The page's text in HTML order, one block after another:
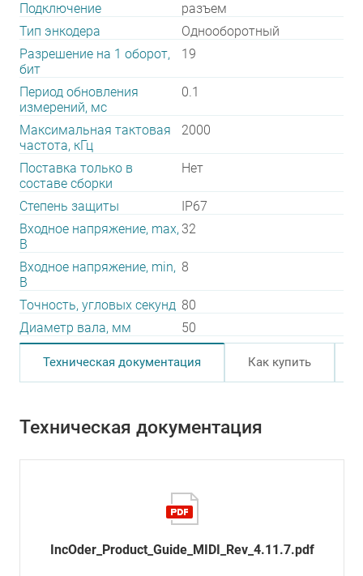
Подключение
разъем
Тип энкодера
Однооборотный
Разрешение на 1 оборот,
бит
19
Период обновления
измерений, мс
0.1
Максимальная тактовая
частота, кГц
2000
Поставка только в
составе сборки
Нет
Степень защиты
IP67
Входное напряжение, max,
В
32
Входное напряжение, min,
В
8
Точность, угловых секунд 80
Диаметр вала, мм
50
Техническая документация Как купить
Техническая документация
IncOder_Product_Guide_MIDI_Rev_4.11.7.pdf